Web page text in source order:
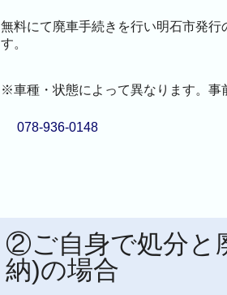
無料にて廃車手続きを行い明石市発
す。
※車種・状態によって異なります。事
078-936-0148
②ご自身で処分と
納)の場合